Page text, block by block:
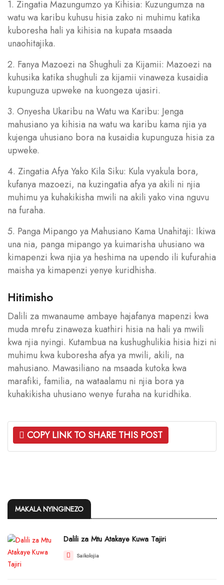
1. Zingatia Mazungumzo ya Kihisia: Kuzungumza na
watu wa karibu kuhusu hisia zako ni muhimu katika
kuboresha hali ya kihisia na kupata msaada
unaohitajika.
2. Fanya Mazoezi na Shughuli za Kijamii: Mazoezi na
kuhusika katika shughuli za kijamii vinaweza kusaidia
kupunguza upweke na kuongeza ujasiri.
3. Onyesha Ukaribu na Watu wa Karibu: Jenga
mahusiano ya kihisia na watu wa karibu kama njia ya
kujenga uhusiano bora na kusaidia kupunguza hisia za
upweke.
4. Zingatia Afya Yako Kila Siku: Kula vyakula bora,
kufanya mazoezi, na kuzingatia afya ya akili ni njia
muhimu ya kuhakikisha mwili na akili yako vina nguvu
na furaha.
5. Panga Mipango ya Mahusiano Kama Unahitaji: Ikiwa
una nia, panga mipango ya kuimarisha uhusiano wa
kimapenzi kwa njia ya heshima na upendo ili kufurahia
maisha ya kimapenzi yenye kuridhisha.
Hitimisho
Dalili za mwanaume ambaye hajafanya mapenzi kwa
muda mrefu zinaweza kuathiri hisia na hali ya mwili
kwa njia nyingi. Kutambua na kushughulikia hisia hizi ni
muhimu kwa kuboresha afya ya mwili, akili, na
mahusiano. Mawasiliano na msaada kutoka kwa
marafiki, familia, na wataalamu ni njia bora ya
kuhakikisha uhusiano wenye furaha na kuridhika.
COPY LINK TO SHARE THIS POST
MAKALA NYINGINEZO
Dalili za Mtu Atakaye Kuwa Tajiri
Saikolojia